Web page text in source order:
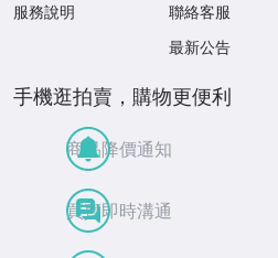
服務說明
聯絡客服
最新公告
手機逛拍賣，購物更便利
商品降價通知
買賣即時溝通